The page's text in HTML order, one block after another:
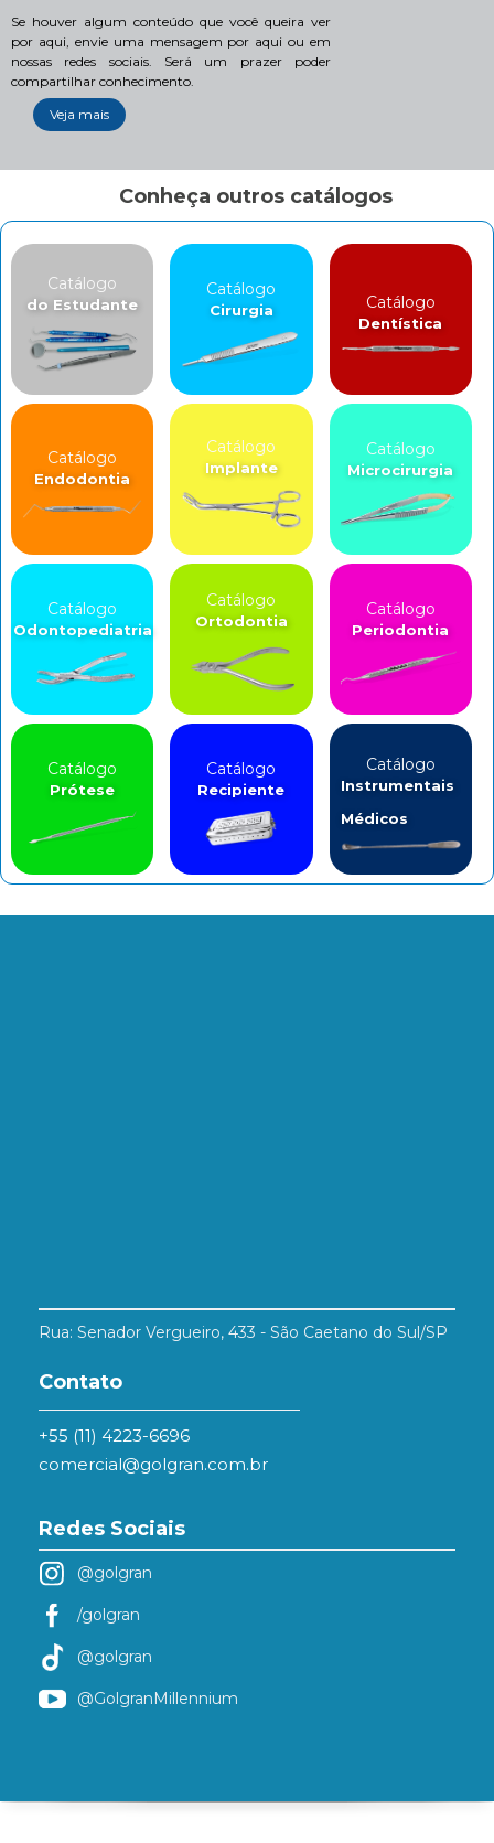
Se houver algum conteúdo que você queira ver
por aqui, envie uma mensagem por aqui ou em
nossas redes sociais. Será um prazer poder
compartilhar conhecimento.
Veja mais
Conheça outros catálogos
Catálogo
do Estudante
Catálogo
Cirurgia Catálogo
Dentística
Catálogo
Endodontia
Catálogo
Implante
Catálogo
Microcirurgia
Catálogo
Odontopediatria
Catálogo
Ortodontia
Catálogo
Periodontia
Catálogo
Prótese
Catálogo
Recipiente
Catálogo
Instrumentais
Médicos
Rua: Senador Vergueiro, 433 - São Caetano do Sul/SP
Contato
+55 (11) 4223-6696
comercial@golgran.com.br
Redes Sociais
@golgran
/golgran
@golgran
@GolgranMillennium